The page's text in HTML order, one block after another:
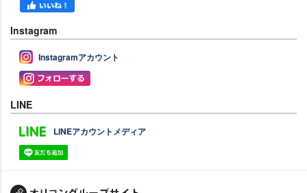
Instagram
Instagramアカウント
LINE
LINEアカウントメディア